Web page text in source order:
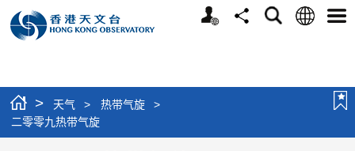
个
分
搜
语
选
> 天气 > 热带气旋
>
二零零九热带气旋